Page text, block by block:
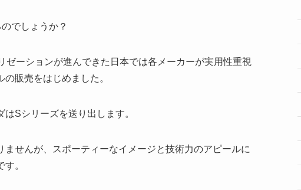
でしょうか？
ーションが進んできた日本では各メーカーが実用性重視
販売をはじめました。
Sシリーズを送り出します。
せんが、スポーティーなイメージと技術力のアピールに
。